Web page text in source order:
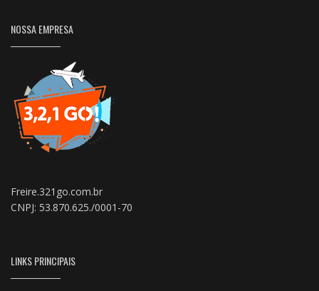
NOSSA EMPRESA
Freire.321go.com.br
CNPJ: 53.870.625./0001-70
LINKS PRINCIPAIS